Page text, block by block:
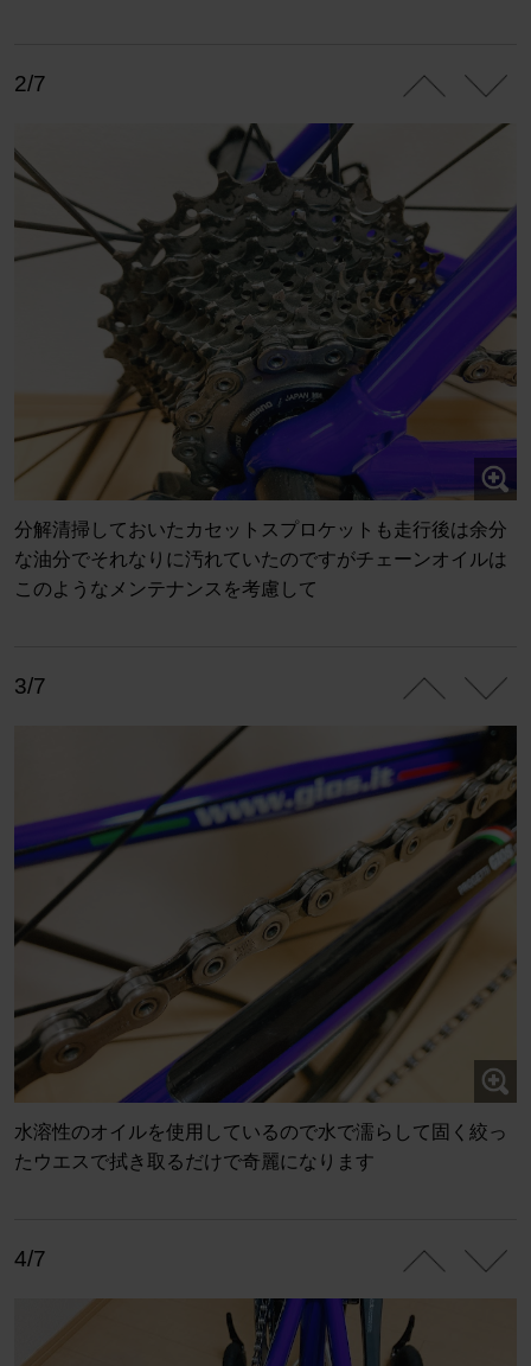
2/7
分解清掃しておいたカセットスプロケットも走行後は余分
な油分でそれなりに汚れていたのですがチェーンオイルは
このようなメンテナンスを考慮して
3/7
水溶性のオイルを使用しているので水で濡らして固く絞っ
たウエスで拭き取るだけで奇麗になります
4/7